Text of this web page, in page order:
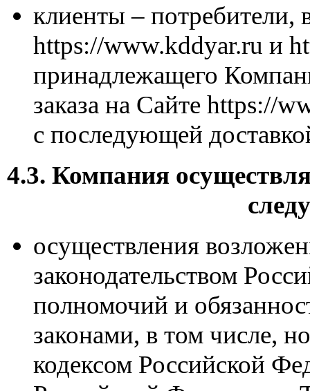
клиенты – потребители,
https://www.kddyar.ru и
принадлежащего
заказа на Сайте https://
с последующей
4.3. Компания
осуществления
законодательством
полномочий и
законами, в том числе,
кодексом Российской